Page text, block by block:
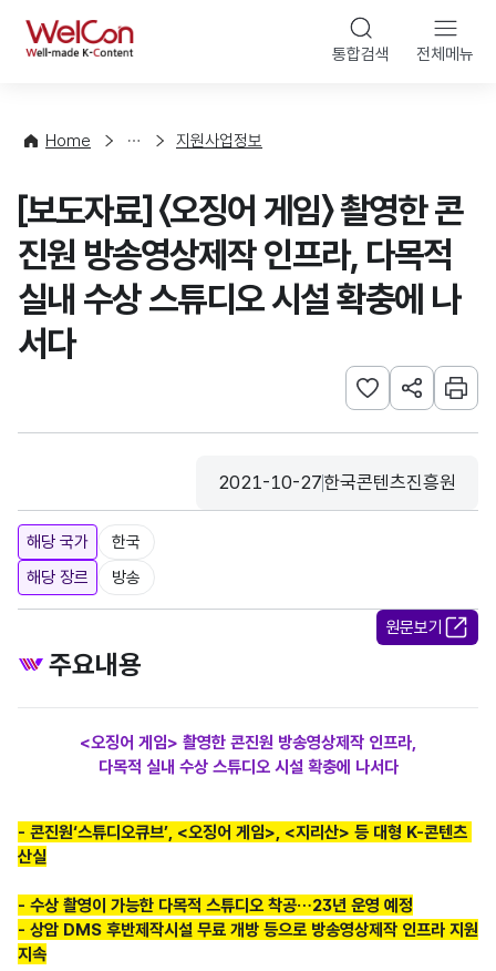
WelCon 통합검색 전체메뉴
Home
사
청
지원사업정보
[보도자료] 〈오징어 게임〉 촬영한 콘
진원 방송영상제작 인프라, 다목적
실내 수상 스튜디오 시설 확충에 나
서다
관심사 등록하기
URL 공유하
인쇄
등록일
2021-10-27
수집기관
한국콘텐츠진흥원
해당 국가
한국
해당 장르
방송
원문보기
주요내용
<오징어 게임> 촬영한 콘진원 방송영상제작 인프라,
다목적 실내 수상 스튜디오 시설 확충에 나서다
- 콘진원‘스튜디오큐브’, <오징어 게임>, <지리산> 등 대형 K-콘텐츠
산실
- 수상 촬영이 가능한 다목적 스튜디오 착공…23년 운영 예정
- 상암 DMS 후반제작시설 무료 개방 등으로 방송영상제작 인프라 지원
지속